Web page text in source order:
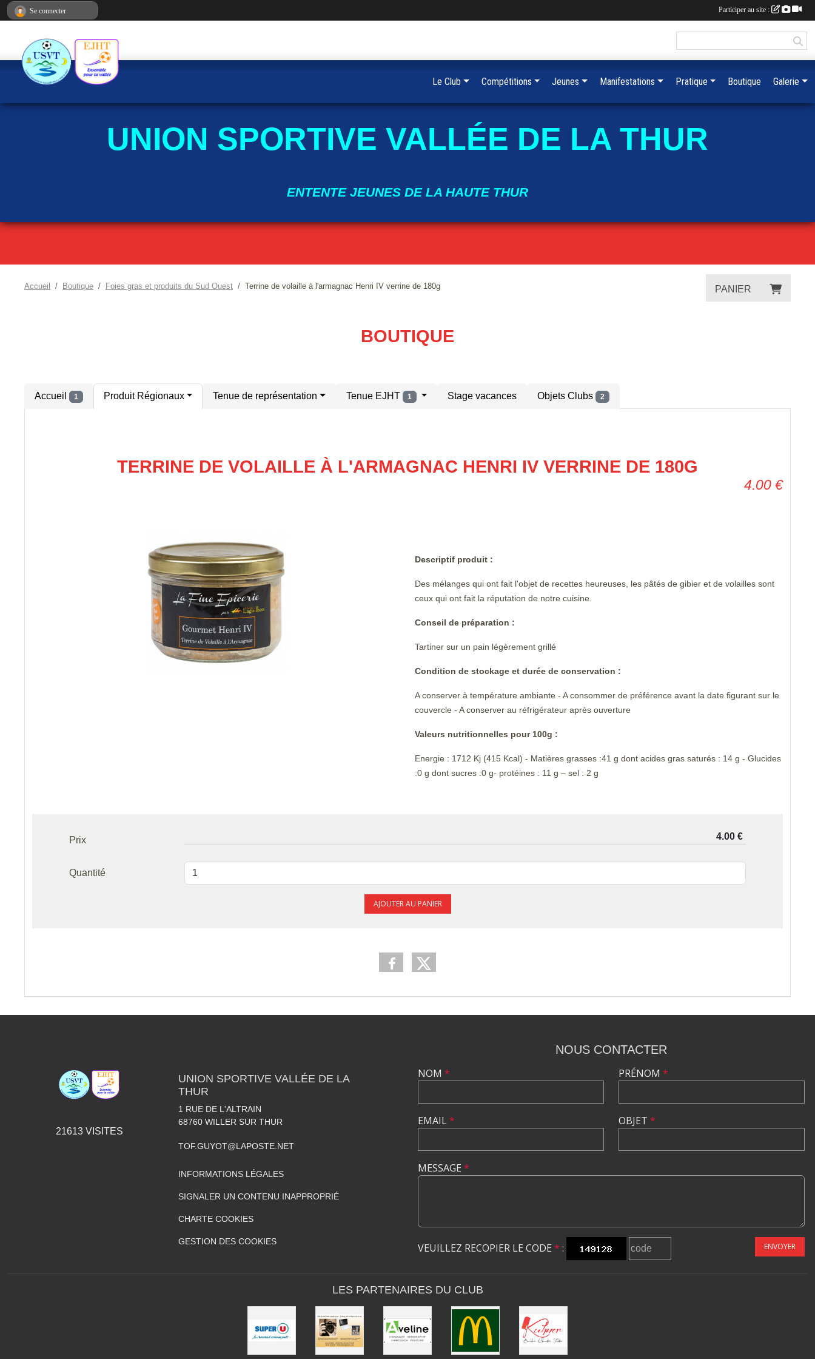
UNION SPORTIVE VALLÉE DE LA THUR
ENTENTE JEUNES DE LA HAUTE THUR
Accueil Boutique Foies gras et produits du Sud Ouest Terrine de volaille à l'armagnac Henri IV verrine de 180g PANIER
BOUTIQUE
Accueil 1 Produit Régionaux Tenue de représentation Tenue EJHT 1 Stage vacances Objets Clubs 2
TERRINE DE VOLAILLE À L'ARMAGNAC HENRI IV VERRINE DE 180G
4.00 €
Descriptif produit :
Des mélanges qui ont fait l'objet de recettes heureuses, les pâtés de gibier et de volailles sont
ceux qui ont fait la réputation de notre cuisine.
Conseil de préparation :
Tartiner sur un pain légèrement grillé
Condition de stockage et durée de conservation :
A conserver à température ambiante - A consommer de préférence avant la date figurant sur le
couvercle - A conserver au réfrigérateur après ouverture
Valeurs nutritionnelles pour 100g :
Energie : 1712 Kj (415 Kcal) - Matières grasses :41 g dont acides gras saturés : 14 g - Glucides
:0 g dont sucres :0 g- protéines : 11 g – sel : 2 g
Prix
Quantité
AJOUTER AU PANIER
Le Club Compétitions Jeunes Manifestations Pratique Boutique Galerie
21613VISITES
UNION SPORTIVE VALLÉE DE LA
THUR
1 RUE DE L'ALTRAIN
68760 WILLER SUR THUR
TOF.GUYOT@LAPOSTE.NET
INFORMATIONS LÉGALES
SIGNALER UN CONTENU INAPPROPRIÉ
CHARTE COOKIES
GESTION DES COOKIES
NOUS CONTACTER
NOM *
EMAIL*
PRÉNOM *
OBJET *
MESSAGE *
VEUILLEZ RECOPIER LE CODE * : ENVOYER
LES PARTENAIRES DU CLUB
Se connecter Participer au site :
Panneau de gestion des cookies